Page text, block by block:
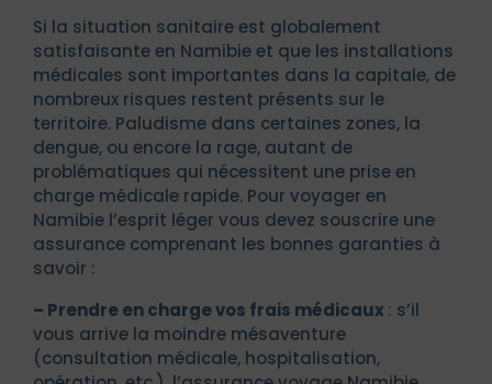
Si la situation sanitaire est globalement
satisfaisante en Namibie et que les installations
médicales sont importantes dans la capitale, de
nombreux risques restent présents sur le
territoire. Paludisme dans certaines zones, la
dengue, ou encore la rage, autant de
problématiques qui nécessitent une prise en
charge médicale rapide. Pour voyager en
Namibie l’esprit léger vous devez souscrire une
assurance comprenant les bonnes garanties à
savoir :
– Prendre en charge vos frais médicaux: s’il
vous arrive la moindre mésaventure
(consultation médicale, hospitalisation,